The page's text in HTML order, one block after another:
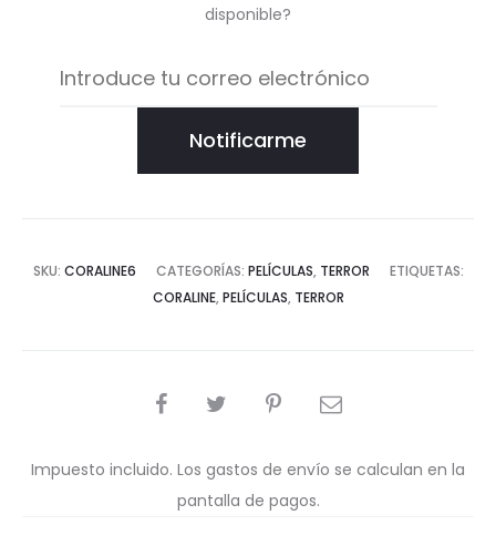
disponible?
Notificarme
SKU: CORALINE6 CATEGORÍAS: PELÍCULAS, TERROR
ETIQUETAS:
CORALINE, PELÍCULAS, TERROR
COMPARTIR
Impuesto incluido. Los gastos de envío se calculan en la
pantalla de pagos.